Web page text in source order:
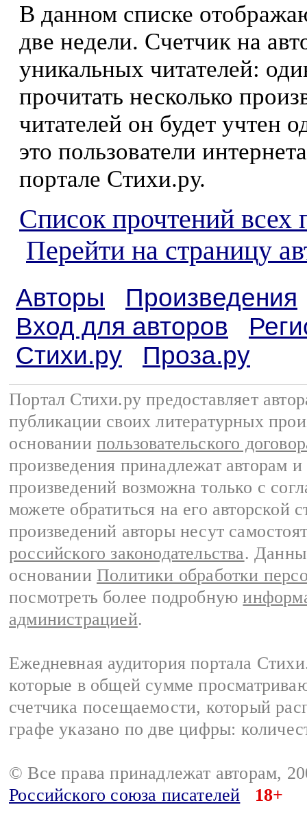
В данном списке
две недели. Счетчик на
уникальных читателей:
прочитать несколько
читателей он будет учтен
это пользователи
портале Стихи.ру.
Список прочтений всех
Перейти на страницу
Авторы
Произведения
Вход для авторов
Стихи.ру
Проза.ру
Портал Стихи.ру предоставляет
публикации своих литературных
основании пользовательского
произведения принадлежат авторам
произведений возможна только с
можете обратиться на его авторской
произведений авторы несут
российского законодательства.
основании Политики обработки
посмотреть более подробную
администрацией.
Ежедневная аудитория портала
которые в общей сумме
счетчика посещаемости, который
графе указано по две цифры:
© Все права принадлежат авторам,
Российского союза писателей
18+